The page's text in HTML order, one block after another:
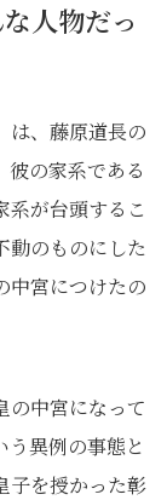
人物だっ
は、藤原道長の
の家系である
系が台頭するこ
動のものにした
中宮につけたの
の中宮になって
異例の事態と
子を授かった彰